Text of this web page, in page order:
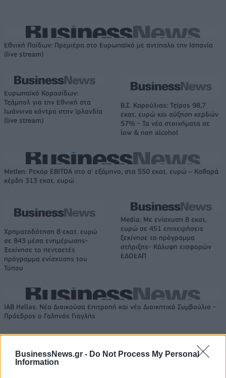
BusinessNews.gr - Do Not Process My Personal
Information
Εθνική Παίδων: Πρεμιέρα στο Ευρωπαϊκό με αντίπαλο την Ισπανία
(live stream)
Ευρωπαϊκό Κορασίδων:
Τζάμπολ για την Εθνική στα
Ιωάννινα κόντρα στην Ιρλανδία
(live stream)
Β.Σ. Καρούλιας: Τζίρος 98,7
εκατ. ευρώ και αύξηση κερδών
57% - Τα νέα στοιχήματα σε
low & non alcohol
Metlen: Ρεκόρ EBITDA στο α' εξάμηνο, στα 550 εκατ. ευρώ – Καθαρά
κέρδη 313 εκατ. ευρώ
Χρηματοδότηση 8 εκατ. ευρώ
σε 843 μέσα ενημέρωσης-
Ξεκίνησε το πενταετές
πρόγραμμα ενίσχυσης του
Τύπου
Media: Με ενίσχυση 8 εκατ.
ευρώ σε 451 επιχειρήσεις
ξεκίνησε το πρόγραμμα
στήριξης- Κάλυψη εισφορών
ΕΔΟΕΑΠ
IAB Hellas: Νέα Διοικούσα Επιτροπή και νέο Διοικητικό Συμβούλιο -
Πρόεδρος ο Γαληνός Γιαγλής
Η Toyota φέρνει νέα γενιά
μπαταριών για τα υβριδικά της
Σε κινεζική… πολιορκία η